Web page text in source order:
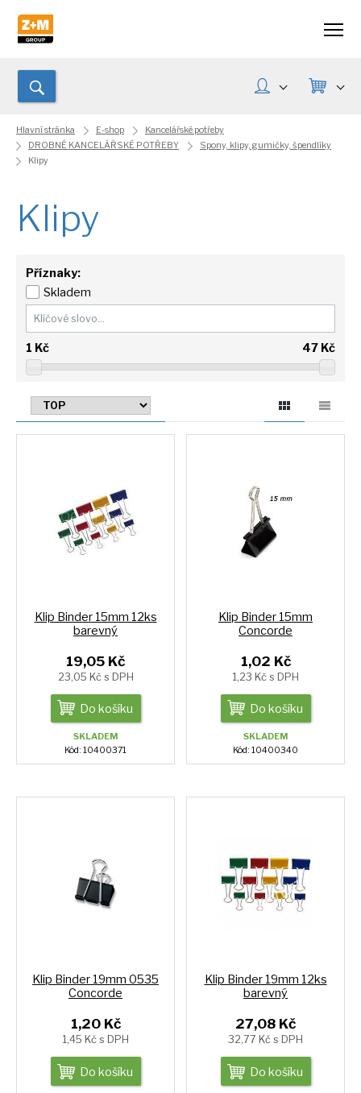
Hlavní stránka E-shop
Kancelářské potřeby
DROBNÉ KANCELÁŘSKÉ POTŘEBY
Spony, klipy, gumičky, špendlíky
Klipy
Klipy
Příznaky:
Skladem
1 Kč 47 Kč
Klip Binder 15mm 12ks
barevný
19,05 Kč
23,05 Kč s DPH
Do košíku
SKLADEM
Kód: 10400371
Klip Binder 15mm
Concorde
1,02 Kč
1,23 Kč s DPH
Do košíku
SKLADEM
Kód: 10400340
Klip Binder 19mm 0535
Concorde
1,20 Kč
1,45 Kč s DPH
Do košíku
Klip Binder 19mm 12ks
barevný
27,08 Kč
32,77 Kč s DPH
Do košíku